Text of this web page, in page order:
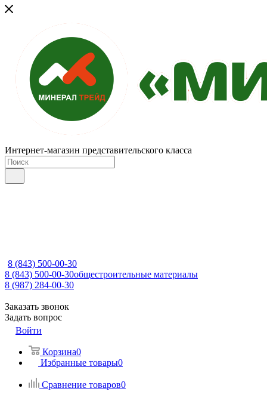
Интернет-магазин представительского класса
8 (843) 500-00-30
8 (843) 500-00-30общестроительные материалы
8 (987) 284-00-30
Заказать звонок
Задать вопрос
Войти
Корзина0
Избранные товары0
Сравнение товаров0